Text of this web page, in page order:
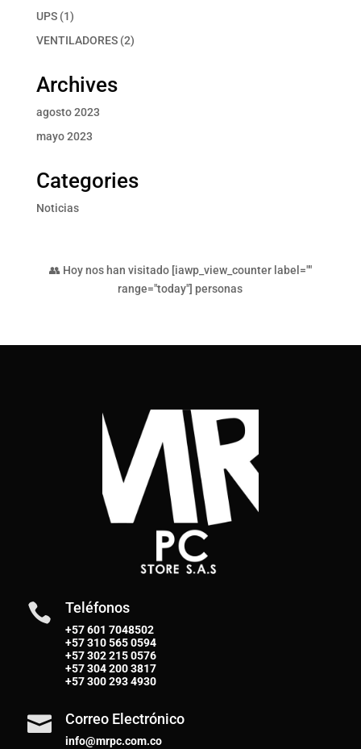
UPS 11
producto
VENTILADORES 22
Archives
agosto 2023
mayo 2023
Categories
Noticias
👥 Hoy nos han visitado [iawp_view_counter label=""
range="today"] personas
 Teléfonos
+57 601 7048502
+57310 565 0594
+57302 215 0576
+57304 200 3817
+57300 293 4930
 Correo Electrónico
info@mrpc.com.co